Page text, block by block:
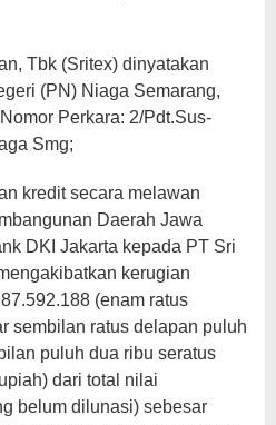
Tbk (Sritex) dinyatakan
(PN) Niaga Semarang,
Perkara: 2/Pdt.Sus-
Smg;
kredit secara melawan
Daerah Jawa
DKI Jakarta kepada PT Sri
kerugian
(enam ratus
sembilan ratus delapan puluh
puluh dua ribu seratus
dari total nilai
belum dilunasi) sebesar